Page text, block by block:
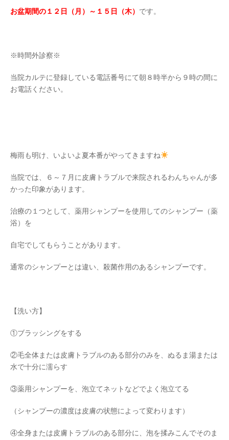
お盆期間の１２日（月）～１５日（木） です。
※時間外診察※
当院カルテに登録している電話番号にて朝８時半から９時の間に
お電話ください。
梅雨も明け、いよいよ夏本番がやってきますね
当院では、６～７月に皮膚トラブルで来院されるわんちゃんが多
かった印象があります。
治療の１つとして、薬用シャンプーを使用してのシャンプー（薬
浴）を
自宅でしてもらうことがあります。
通常のシャンプーとは違い、殺菌作用のあるシャンプーです。
【洗い方】
①ブラッシングをする
②毛全体または皮膚トラブルのある部分のみを、ぬるま湯または
水で十分に濡らす
③薬用シャンプーを、泡立てネットなどでよく泡立てる
（シャンプーの濃度は皮膚の状態によって変わります）
④全身または皮膚トラブルのある部分に、泡を揉みこんでそのま